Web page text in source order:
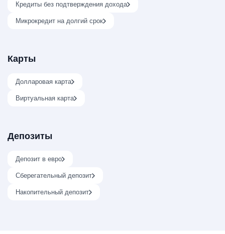
Кредиты без подтверждения дохода
Микрокредит на долгий срок
Карты
Долларовая карта
Виртуальная карта
Депозиты
Депозит в евро
Сберегательный депозит
Накопительный депозит